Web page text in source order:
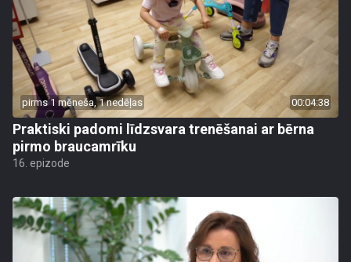
pirms 1 mēneša, 1 nedēļas 00:04:38
Praktiski padomi līdzsvara trenēšanai ar bērna
pirmo braucamrīku
16. epizode